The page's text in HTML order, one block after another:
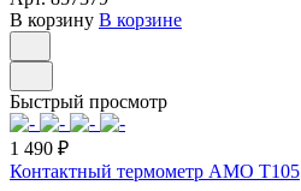
В корзину В корзине
Быстрый просмотр
1 490 ₽
Контактный термометр AMO T105